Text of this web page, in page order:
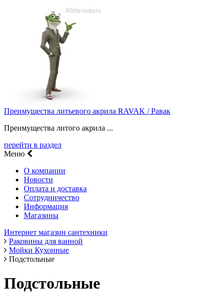
Преимущества литьевого акрила RAVAK / Равак
Преимущества литого акрила ...
перейти в раздел
Меню
О компании
Новости
Оплата и доставка
Сотрудничество
Информация
Магазины
Интернет магазин сантехники
Раковины для ванной
Мойки Кухонные
Подстольные
Подстольные